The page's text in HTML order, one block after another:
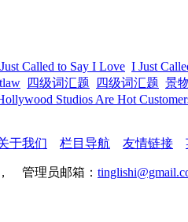
Called to Say I Love I Just
四级词汇题 四级词汇题 景
Studios Are Hot
于我们 栏目导航 友情链接
， 管理员邮箱：